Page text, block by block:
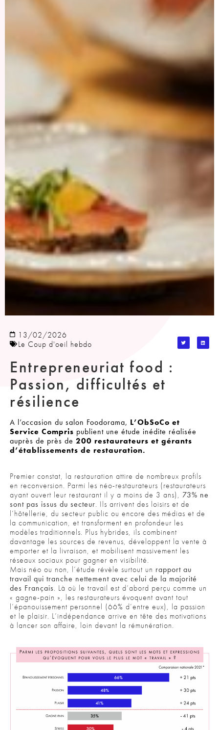
13/02/2026
Le Coup d'oeil hebdo
Entrepreneuriat food :
Passion, difficultés et
résilience
A l’occasion du salon Foodorama, L’ObSoCo et
Service Compris publient une étude inédite réalisée
auprès de près de 200 restaurateurs et gérants
d’établissements de restauration.
Premier constat, la restauration attire de nombreux profils
en reconversion. Parmi les néo-restaurateurs (restaurateurs
ayant ouvert leur restaurant il y a moins de 3 ans), 73% ne
sont pas issus du secteur. Ils arrivent des loisirs et de
l’hôtellerie, du secteur public ou encore des médias et de
la communication, et transforment en profondeur les
modèles traditionnels. Plus hybrides, ils combinent
davantage les sources de revenus, développent la vente à
emporter et la livraison, et mobilisent massivement les
réseaux sociaux pour gagner en visibilité.
Mais néo ou non, l’étude révèle surtout un rapport au
travail qui tranche nettement avec celui de la majorité
des Français. Là où le travail est d’abord perçu comme un
« gagne-pain », les restaurateurs évoquent avant tout
l’épanouissement personnel (66% d’entre eux), la passion
et le plaisir. L’indépendance arrive en tête des motivations
à lancer son affaire, loin devant la rémunération.